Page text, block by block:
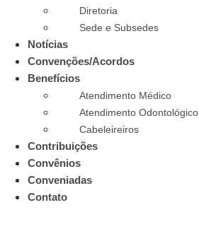
Diretoria
Sede e Subsedes
Notícias
Convenções/Acordos
Benefícios
Atendimento Médico
Atendimento Odontológico
Cabeleireiros
Contribuições
Convênios
Conveniadas
Contato